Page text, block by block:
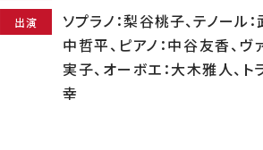
出演
ソプラノ：梨谷桃子、テノール
中哲平、ピアノ：中谷友香、ヴ
実子、オーボエ：大木雅人、ト
幸